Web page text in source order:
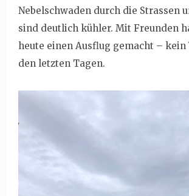
Nebelschwaden durch die Strassen
sind deutlich kühler. Mit Freunden
heute einen Ausflug gemacht – kein
den letzten Tagen.